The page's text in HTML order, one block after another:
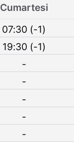
Cumartesi
07:30 (-1)
19:30 (-1)
-
-
-
-
-